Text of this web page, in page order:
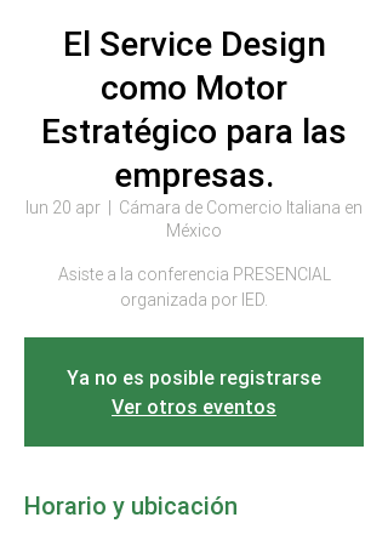
El Service Design
como Motor
Estratégico para las
empresas.
lun 20 apr
  |
Cámara de Comercio Italiana en
México
Asiste a la conferencia PRESENCIAL
organizada por IED.
Ya no es posible registrarse
Ver otros eventos
Horario y ubicación